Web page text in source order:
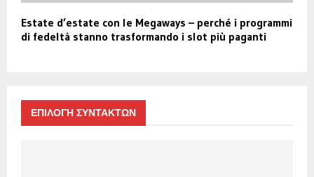
Estate d’estate con le Megaways – perché i programmi
di fedeltà stanno trasformando i slot più paganti
ΕΠΙΛΟΓΗ ΣΥΝΤΑΚΤΩΝ